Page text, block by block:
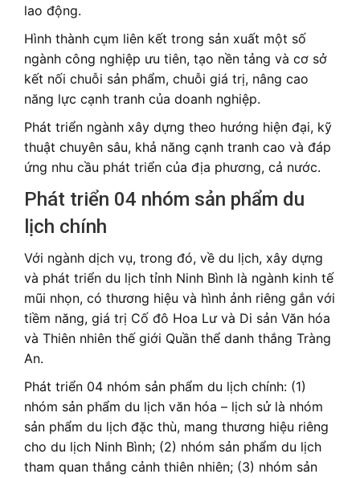
lao động.
Hình thành cụm liên kết trong sản xuất một số
ngành công nghiệp ưu tiên, tạo nền tảng và cơ sở
kết nối chuỗi sản phẩm, chuỗi giá trị, nâng cao
năng lực cạnh tranh của doanh nghiệp.
Phát triển ngành xây dựng theo hướng hiện đại, kỹ
thuật chuyên sâu, khả năng cạnh tranh cao và đáp
ứng nhu cầu phát triển của địa phương, cả nước.
Phát triển 04 nhóm sản phẩm du
lịch chính
Với ngành dịch vụ, trong đó, về du lịch, xây dựng
và phát triển du lịch tỉnh Ninh Bình là ngành kinh tế
mũi nhọn, có thương hiệu và hình ảnh riêng gắn với
tiềm năng, giá trị Cố đô Hoa Lư và Di sản Văn hóa
và Thiên nhiên thế giới Quần thể danh thắng Tràng
An.
Phát triển 04 nhóm sản phẩm du lịch chính: (1)
nhóm sản phẩm du lịch văn hóa – lịch sử là nhóm
sản phẩm du lịch đặc thù, mang thương hiệu riêng
cho du lịch Ninh Bình; (2) nhóm sản phẩm du lịch
tham quan thắng cảnh thiên nhiên; (3) nhóm sản